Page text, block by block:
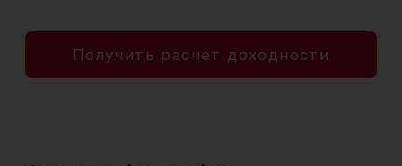
Полный спектр гостиничного сервиса
Технологии «умного дома»
в каждом номере